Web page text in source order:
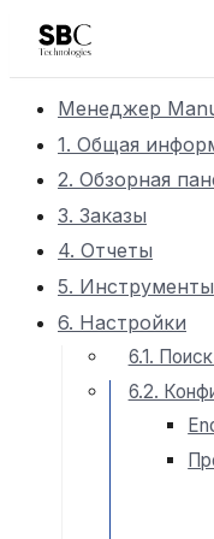
Менеджер
1. Общая
2. Обзорная
3. Заказы
4. Отчеты
5. Инструменты
6. Настройки
6.1.
6.2.